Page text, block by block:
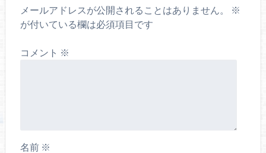
メールアドレスが公開されることはありません。
※
が付いている欄は必須項目です
コメント ※
名前 ※